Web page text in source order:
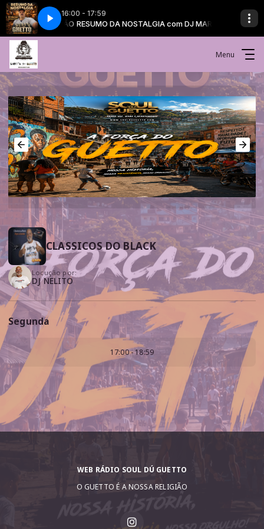
16:00 - 17:59
com DJ MARCÃO RESUMO DA NOSTALGIA com DJ MARCÃO
Menu
CLASSICOS DO BLACK
Locução por:
DJ NELITO
Segunda
17:00 - 18:59
WEB RÁDIO SOUL DÚ GUETTO
O GUETTO É A NOSSA RELIGIÃO